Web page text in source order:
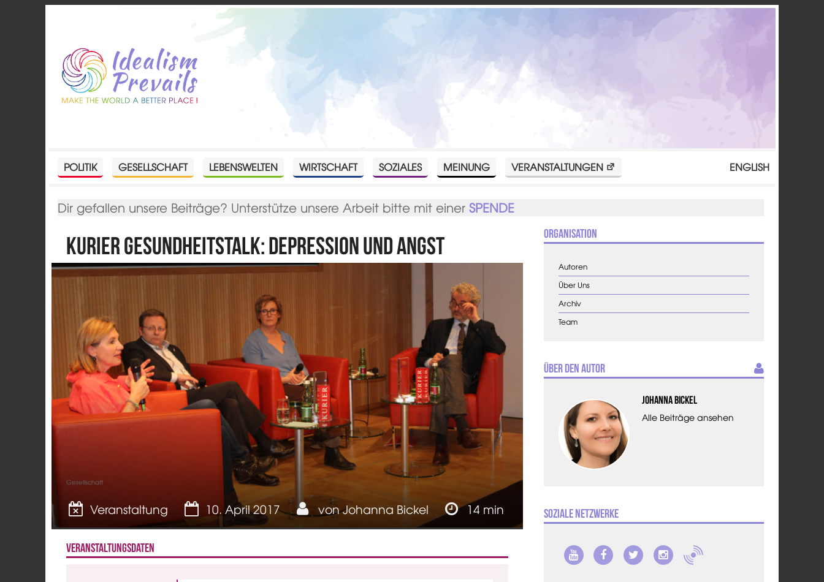
POLITIK GESELLSCHAFT LEBENSWELTEN WIRTSCHAFT SOZIALES MEINUNG VERANSTALTUNGEN ENGLISH
Dir gefallen unsere Beiträge? Unterstütze unsere Arbeit bitte mit einerSPENDE
Kurier Gesundheitstalk: Depression und Angst
Gesellschaft
Veranstaltung 10. April 2017 vonJohanna Bickel 14 min
Veranstaltungsdaten
Organisation
Autoren
Über Uns
Archiv
Team
Über den Autor
Johanna Bickel
Alle Beiträge ansehen
Soziale Netzwerke